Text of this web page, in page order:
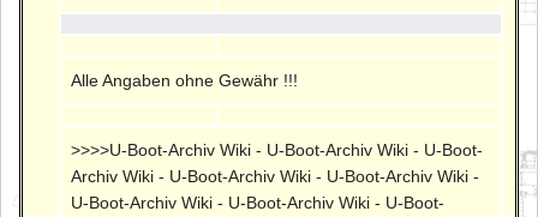
Alle Angaben ohne Gewähr !!!
>>>>U-Boot-Archiv Wiki - U-Boot-Archiv Wiki - U-Boot-
Archiv Wiki - U-Boot-Archiv Wiki - U-Boot-Archiv Wiki -
U-Boot-Archiv Wiki - U-Boot-Archiv Wiki - U-Boot-